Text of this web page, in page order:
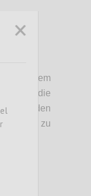
einem
die
Toilette zu